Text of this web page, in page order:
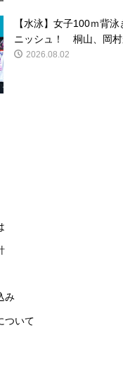
【水泳】女子100ｍ背
ニッシュ！ 桐山、岡村
2026.08.02
み
ついて